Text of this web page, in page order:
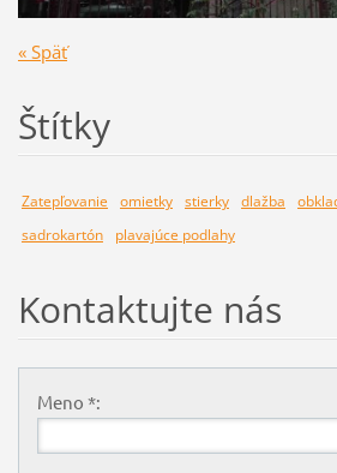
« Späť
Štítky
Zatepľovanie omietky stierky dlažba
sadrokartón
plavajúce podlahy
Kontaktujte nás
Meno *: